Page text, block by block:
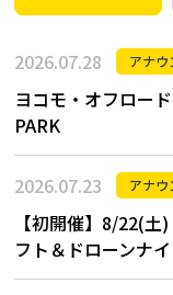
2026.07.28 アナウ
ヨコモ・オフロー
PARK
2026.07.23 アナウ
【初開催】8/22(
フト＆ドローンナ